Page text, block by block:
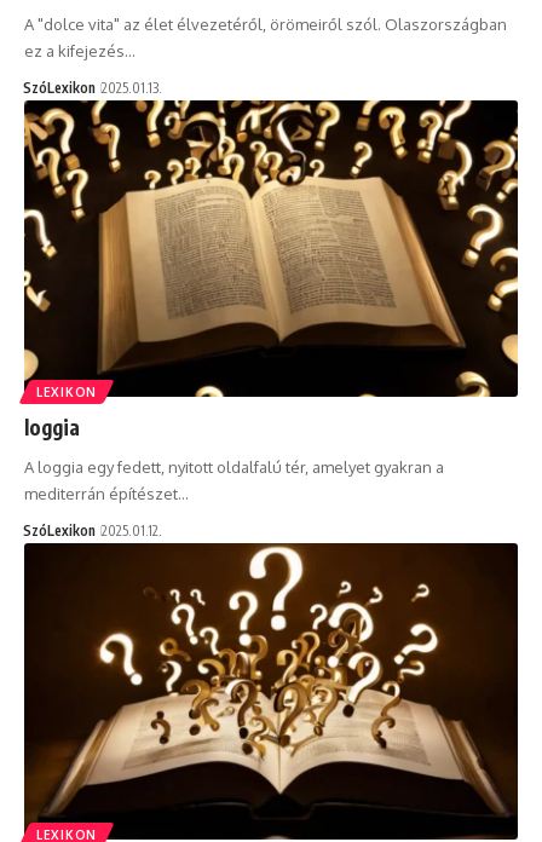
A "dolce vita" az élet élvezetéről, örömeiről szól. Olaszországban
ez a kifejezés…
SzóLexikon 2025.01.13.
LEXIKON
loggia
A loggia egy fedett, nyitott oldalfalú tér, amelyet gyakran a
mediterrán építészet…
SzóLexikon 2025.01.12.
LEXIKON